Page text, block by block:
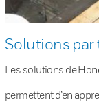
Solutions
Les solutions de
permettent d’en